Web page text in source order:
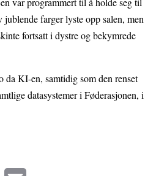
farger lyste opp salen, men
fortsatt i dystre og bekymrede
da KI-en, samtidig som den renset
datasystemer i Føderasjonen, i